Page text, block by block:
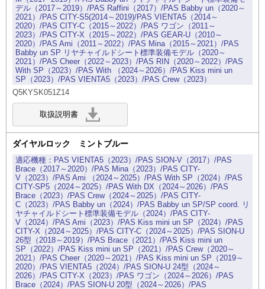
デル（2017～2019）/PAS Raffini（2017）/PAS Babby un（2020～
2021）/PAS CITY-S5(2014～2019)/PAS VIENTA5（2014～
2020）/PAS CITY-C（2015～2022）/PAS ワゴン（2011～
2023）/PAS CITY-X（2015～2022）/PAS GEAR-U（2010～
2020）/PAS Ami（2011～2022）/PAS Mina（2015～2021）/PAS
Babby un SP リヤチャイルドシート標準装備モデル（2020～
2021）/PAS Cheer（2022～2023）/PAS RIN（2020～2022）/PAS
With SP（2023）/PAS With （2024～2026）/PAS Kiss mini un
SP（2023）/PAS VIENTA5（2023）/PAS Crew（2023）
Q5KYSK051Z14
ダイヤルロック ミントブルー
PAS VIENTA5（2023）/PAS SION-V（2017）/PAS
Brace（2017～2020）/PAS Mina（2023）/PAS CITY-
V（2023）/PAS Ami （2024～2025）/PAS With SP（2024）/PAS
CITY-SP5（2024～2025）/PAS With DX（2024～2026）/PAS
Brace（2023）/PAS Crew（2024～2025）/PAS CITY-
C（2023）/PAS Babby un（2024）/PAS Babby un SP/SP coord. リ
ヤチャイルドシート標準装備モデル（2024）/PAS CITY-
V（2024）/PAS Ami（2023）/PAS Kiss mini un SP（2024）/PAS
CITY-X（2024～2025）/PAS CITY-C（2024～2025）/PAS SION-U
26型（2018～2019）/PAS Brace（2021）/PAS Kiss mini un
SP（2022）/PAS Kiss mini un SP（2021）/PAS Crew（2020～
2021）/PAS Cheer（2020～2021）/PAS Kiss mini un SP（2019～
2020）/PAS VIENTA5（2024）/PAS SION-U 24型（2024～
2026）/PAS CITY-X（2023）/PAS ワゴン（2024～2026）/PAS
Brace（2024）/PAS SION-U 20型（2024～2026）/PAS